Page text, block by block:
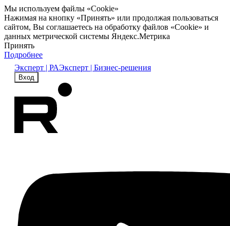
Мы используем файлы «Cookie»
Нажимая на кнопку «Принять» или продолжая пользоваться
сайтом, Вы соглашаетесь на обработку файлов «Cookie» и
данных метрической системы Яндекс.Метрика
Принять
Подробнее
Эксперт | РАЭксперт | Бизнес-решения
Вход